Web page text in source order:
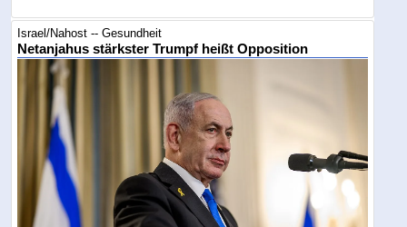
Israel/Nahost -- Gesundheit
Netanjahus stärkster Trumpf heißt Opposition